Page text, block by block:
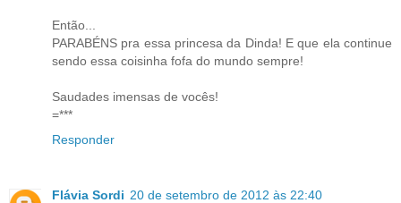
Então...
PARABÉNS pra essa princesa da Dinda! E que ela continue
sendo essa coisinha fofa do mundo sempre!
Saudades imensas de vocês!
=***
Responder
Flávia Sordi 20 de setembro de 2012 às 22:40